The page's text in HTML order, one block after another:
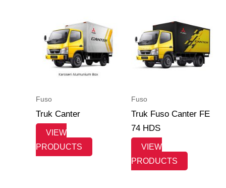
Fuso
Truk Canter
VIEW
PRODUCTS
Fuso
Truk Fuso Canter FE
74 HDS
VIEW
PRODUCTS